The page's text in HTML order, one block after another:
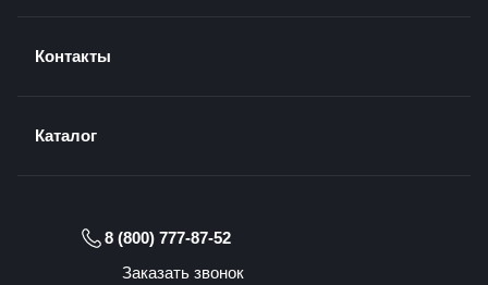
Контакты
Каталог
8 (800) 777-87-52
Заказать звонок